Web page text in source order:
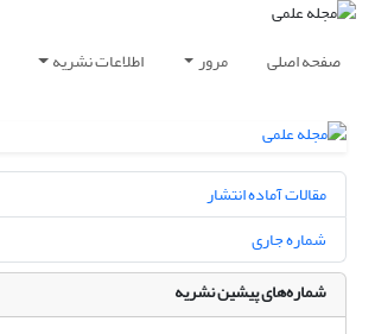
صفحه اصلی مرور اطلاعات نشریه
مقالات آماده انتشار
شماره جاری
شماره‌های پیشین نشریه